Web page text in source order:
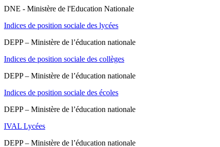
DNE - Ministère de l'Education Nationale
Indices de position sociale des lycées
DEPP – Ministère de l’éducation nationale
Indices de position sociale des collèges
DEPP – Ministère de l’éducation nationale
Indices de position sociale des écoles
DEPP – Ministère de l’éducation nationale
IVAL Lycées
DEPP – Ministère de l’éducation nationale